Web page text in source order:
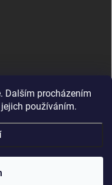
Dalším procházením
používáním.
Nejlepší seno.cz
práva vyhrazena.